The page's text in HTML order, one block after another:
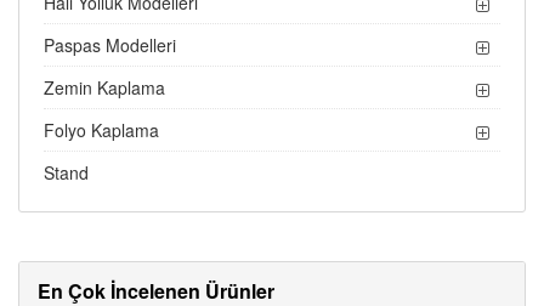
Paspas Modelleri
Zemin Kaplama
Folyo Kaplama
Stand
En Çok İncelenen Ürünler